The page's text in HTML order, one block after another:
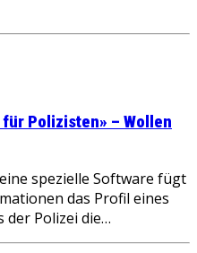
Polizisten» – Wollen
eine spezielle Software fügt
das Profil eines
der Polizei die…